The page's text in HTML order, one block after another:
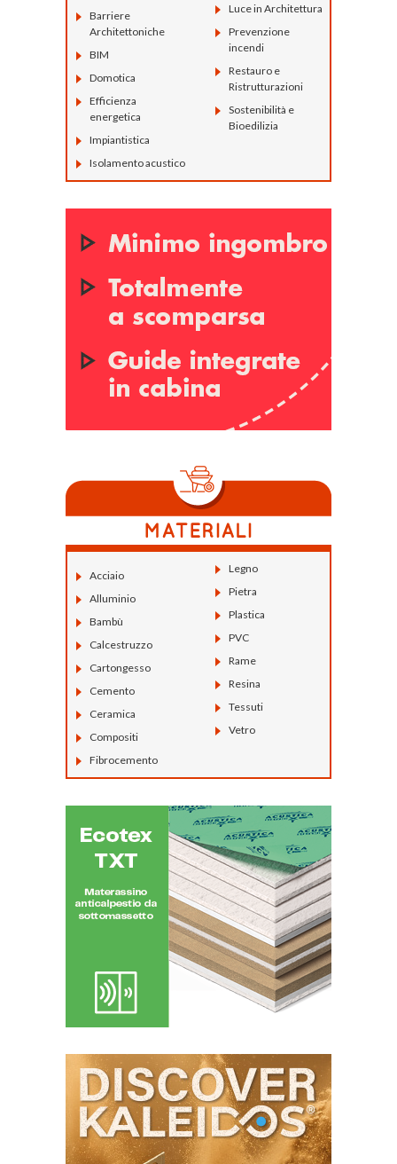
Barriere
Architettoniche
BIM
Domotica
Efficienza
energetica
Impiantistica
Isolamento acustico
Luce in Architettura
Prevenzione
incendi
Restauro e
Ristrutturazioni
Sostenibilità e
Bioedilizia
Acciaio
Alluminio
Bambù
Calcestruzzo
Cartongesso
Cemento
Ceramica
Compositi
Fibrocemento
Legno
Pietra
Plastica
PVC
Rame
Resina
Tessuti
Vetro